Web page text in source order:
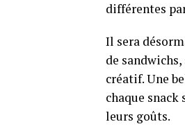
différentes
Il sera
de
créatif. Une
chaque
leurs goûts.